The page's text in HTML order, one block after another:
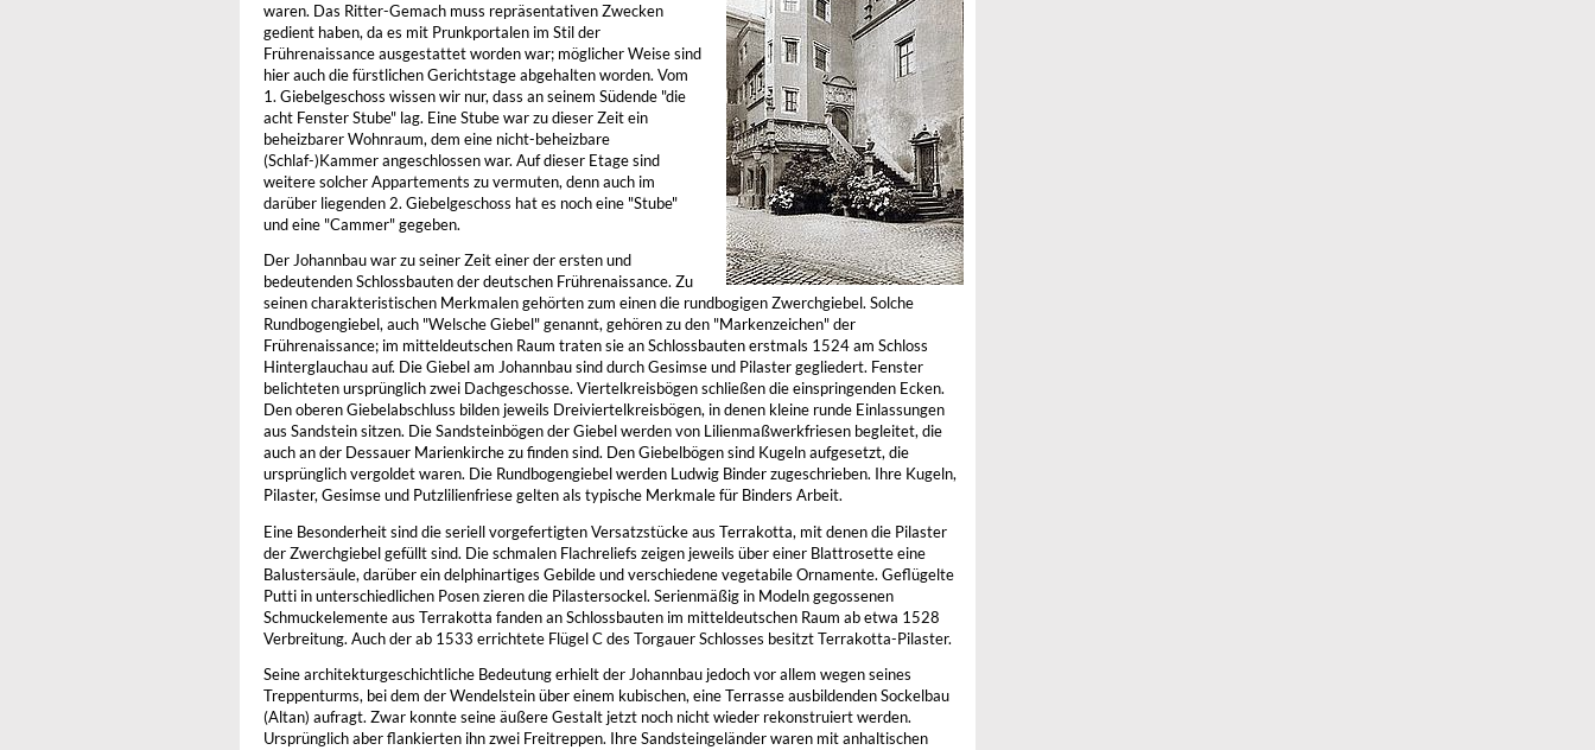
waren. Das Ritter-Gemach muss repräsentativen Zwecken
gedient haben, da es mit Prunkportalen im Stil der
Frührenaissance ausgestattet worden war; möglicher Weise sind
hier auch die fürstlichen Gerichtstage abgehalten worden. Vom
1. Giebelgeschoss wissen wir nur, dass an seinem Südende "die
acht Fenster Stube" lag. Eine Stube war zu dieser Zeit ein
beheizbarer Wohnraum, dem eine nicht-beheizbare
(Schlaf-)Kammer angeschlossen war. Auf dieser Etage sind
weitere solcher Appartements zu vermuten, denn auch im
darüber liegenden 2. Giebelgeschoss hat es noch eine "Stube"
und eine "Cammer" gegeben.
Der Johannbau war zu seiner Zeit einer der ersten und
bedeutenden Schlossbauten der deutschen Frührenaissance. Zu
seinen charakteristischen Merkmalen gehörten zum einen die rundbogigen Zwerchgiebel. Solche
Rundbogengiebel, auch "Welsche Giebel" genannt, gehören zu den "Markenzeichen" der
Frührenaissance; im mitteldeutschen Raum traten sie an Schlossbauten erstmals 1524 am Schloss
Hinterglauchau auf. Die Giebel am Johannbau sind durch Gesimse und Pilaster gegliedert. Fenster
belichteten ursprünglich zwei Dachgeschosse. Viertelkreisbögen schließen die einspringenden Ecken.
Den oberen Giebelabschluss bilden jeweils Dreiviertelkreisbögen, in denen kleine runde Einlassungen
aus Sandstein sitzen. Die Sandsteinbögen der Giebel werden von Lilienmaßwerkfriesen begleitet, die
auch an der Dessauer Marienkirche zu finden sind. Den Giebelbögen sind Kugeln aufgesetzt, die
ursprünglich vergoldet waren. Die Rundbogengiebel werden Ludwig Binder zugeschrieben. Ihre Kugeln,
Pilaster, Gesimse und Putzlilienfriese gelten als typische Merkmale für Binders Arbeit.
Eine Besonderheit sind die seriell vorgefertigten Versatzstücke aus Terrakotta, mit denen die Pilaster
der Zwerchgiebel gefüllt sind. Die schmalen Flachreliefs zeigen jeweils über einer Blattrosette eine
Balustersäule, darüber ein delphinartiges Gebilde und verschiedene vegetabile Ornamente. Geflügelte
Putti in unterschiedlichen Posen zieren die Pilastersockel. Serienmäßig in Modeln gegossenen
Schmuckelemente aus Terrakotta fanden an Schlossbauten im mitteldeutschen Raum ab etwa 1528
Verbreitung. Auch der ab 1533 errichtete Flügel C des Torgauer Schlosses besitzt Terrakotta-Pilaster.
Seine architekturgeschichtliche Bedeutung erhielt der Johannbau jedoch vor allem wegen seines
Treppenturms, bei dem der Wendelstein über einem kubischen, eine Terrasse ausbildenden Sockelbau
(Altan) aufragt. Zwar konnte seine äußere Gestalt jetzt noch nicht wieder rekonstruiert werden.
Ursprünglich aber flankierten ihn zwei Freitreppen. Ihre Sandsteingeländer waren mit anhaltischen